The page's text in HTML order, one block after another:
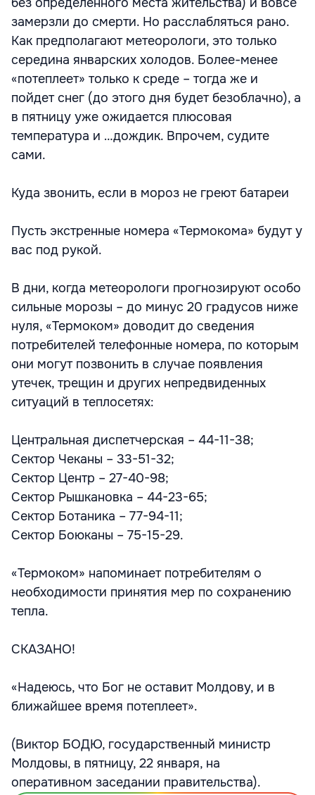
замерзли до смерти. Но расслабляться рано.
Как предполагают метеорологи, это только
середина январских холодов. Более-менее
«потеплеет» только к среде – тогда же и
пойдет снег (до этого дня будет безоблачно), а
в пятницу уже ожидается плюсовая
температура и …дождик. Впрочем, судите
сами.
Куда звонить, если в мороз не греют батареи
Пусть экстренные номера «Термокома» будут у
вас под рукой.
В дни, когда метеорологи прогнозируют особо
сильные морозы – до минус 20 градусов ниже
нуля, «Термоком» доводит до сведения
потребителей телефонные номера, по которым
они могут позвонить в случае появления
утечек, трещин и других непредвиденных
ситуаций в теплосетях:
Центральная диспетчерская – 44-11-38;
Сектор Чеканы – 33-51-32;
Сектор Центр – 27-40-98;
Сектор Рышкановка – 44-23-65;
Сектор Ботаника – 77-94-11;
Сектор Боюканы – 75-15-29.
«Термоком» напоминает потребителям о
необходимости принятия мер по сохранению
тепла.
СКАЗАНО!
«Надеюсь, что Бог не оставит Молдову, и в
ближайшее время потеплеет».
(Виктор БОДЮ, государственный министр
Молдовы, в пятницу, 22 января, на
оперативном заседании правительства).